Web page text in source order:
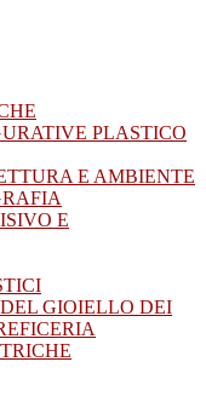
PLASTICO
E AMBIENTE
E
GIOIELLO DEI